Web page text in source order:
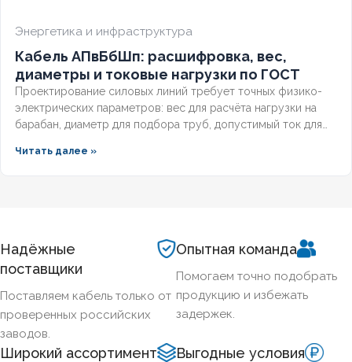
Энергетика и инфраструктура
Кабель АПвБбШп: расшифровка, вес,
диаметры и токовые нагрузки по ГОСТ
Проектирование силовых линий требует точных физико-
электрических параметров: вес для расчёта нагрузки на
барабан, диаметр для подбора труб, допустимый ток для
алюминиевых бронированных кабелей с изоляцией из
Читать далее »
Надёжные
поставщики
Поставляем кабель только от
проверенных российских
заводов.
Опытная команда
Помогаем точно подобрать
продукцию и избежать
задержек.
Широкий ассортимент Выгодные условия